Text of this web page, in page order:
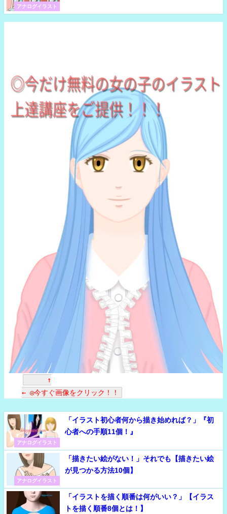
アナログイラスト
↑
← ◎今すぐ画像をクリック！！
アナログイラスト
「イラスト初心者何から描き始めれば？」『初
心者への手順11個！』
アナログイラスト
「描きたい絵がない！」それでも【描きたい絵
が見つかる方法10個】
「イラストを描く順番は何がいい？」【イラス
トを描く順番8個とは！】